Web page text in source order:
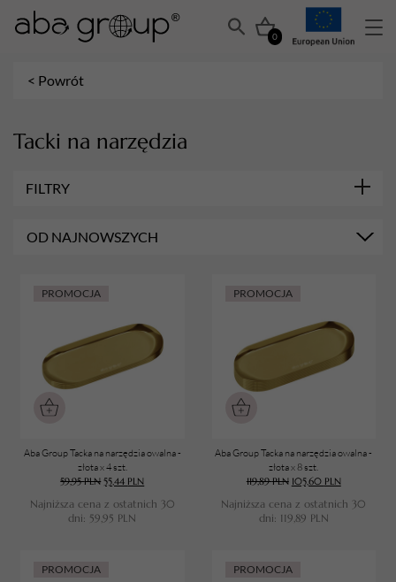
0
< Powrót
Tacki na narzędzia
FILTRY
Aba Group
4
OD NAJNOWSZYCH
PROMOCJA
Aba Group Tacka na narzędzia owalna -
złota x 4 szt.
59,95PLN 55,44 PLN
Najniższa cena z ostatnich 30
dni: 59,95 PLN
PROMOCJA
Aba Group Tacka na narzędzia owalna -
złota x 8 szt.
119,89PLN 105,60 PLN
Najniższa cena z ostatnich 30
dni: 119,89 PLN
PROMOCJA PROMOCJA